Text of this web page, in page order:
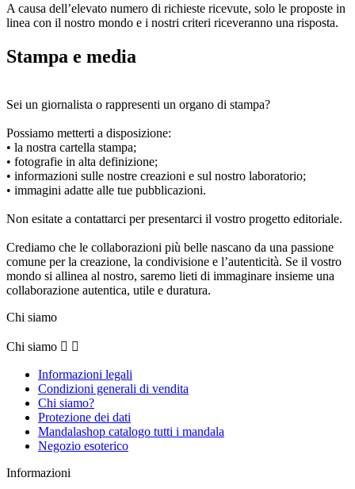
A causa dell’elevato numero di richieste ricevute, solo le proposte in
linea con il nostro mondo e i nostri criteri riceveranno una risposta.
Stampa e media
Sei un giornalista o rappresenti un organo di stampa?
Possiamo metterti a disposizione:
• la nostra cartella stampa;
• fotografie in alta definizione;
• informazioni sulle nostre creazioni e sul nostro laboratorio;
• immagini adatte alle tue pubblicazioni.
Non esitate a contattarci per presentarci il vostro progetto editoriale.
Crediamo che le collaborazioni più belle nascano da una passione
comune per la creazione, la condivisione e l’autenticità. Se il vostro
mondo si allinea al nostro, saremo lieti di immaginare insieme una
collaborazione autentica, utile e duratura.
Chi siamo
Chi siamo  
Informazioni legali
Condizioni generali di vendita
Chi siamo?
Protezione dei dati
Mandalashop catalogo tutti i mandala
Negozio esoterico
Informazioni